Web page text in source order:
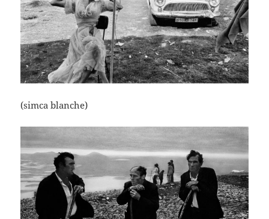
(simca blanche)